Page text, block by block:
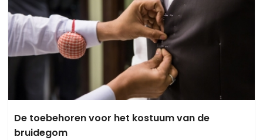
De toebehoren voor het kostuum van de
bruidegom